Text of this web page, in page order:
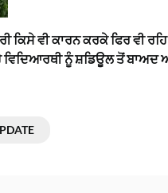
ਵੀ ਕਾਰਨ ਕਰਕੇ ਫਿਰ ਵੀ ਰਹਿ
ਵਿਦਿਆਰਥੀ ਨੂੰ ਸ਼ਡਿਊਲ ਤੋਂ